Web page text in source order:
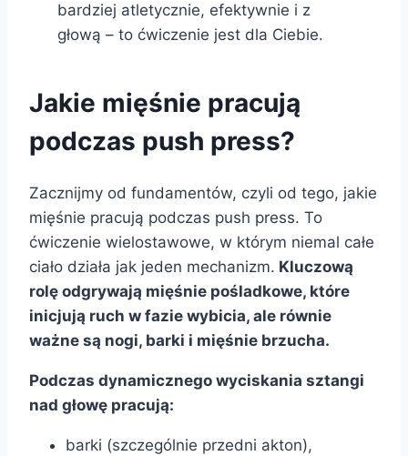
bardziej atletycznie, efektywnie i z
głową – to ćwiczenie jest dla Ciebie.
Jakie mięśnie pracują
podczas push press?
Zacznijmy od fundamentów, czyli od tego, jakie
mięśnie pracują podczas push press. To
ćwiczenie wielostawowe, w którym niemal całe
ciało działa jak jeden mechanizm. Kluczową
rolę odgrywają mięśnie pośladkowe, które
inicjują ruch w fazie wybicia, ale równie
ważne są nogi, barki i mięśnie brzucha.
Podczas dynamicznego wyciskania sztangi
nad głowę pracują:
barki (szczególnie przedni akton),